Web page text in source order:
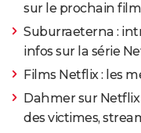
sur le prochain
Suburraeterna :
infos sur la série
Films Netflix : les
Dahmer sur Netflix
des victimes,